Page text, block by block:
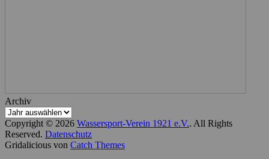
Archiv
Copyright © 2026 Wassersport-Verein 1921 e.V.. All Rights
Reserved. Datenschutz
Gridalicious von Catch Themes